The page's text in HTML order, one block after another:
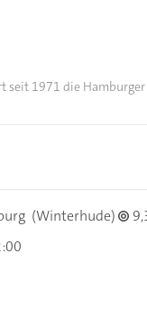
seit 1971 die
(Winterhude)